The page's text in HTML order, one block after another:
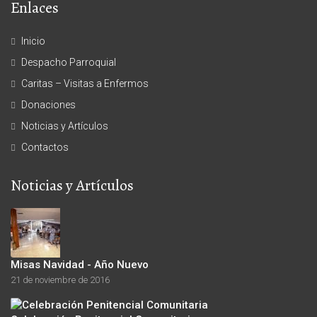
Enlaces
Inicio
Despacho Parroquial
Caritas – Visitas a Enfermos
Donaciones
Noticias y Artículos
Contactos
Noticias y Artículos
Misas Navidad - Año Nuevo
21 de noviembre de 2016